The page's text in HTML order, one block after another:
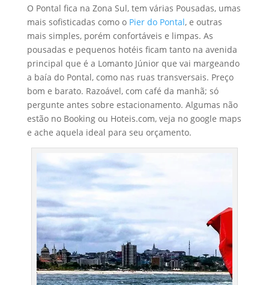
O Pontal fica na Zona Sul, tem várias Pousadas, umas
mais sofisticadas como o Pier do Pontal, e outras
mais simples, porém confortáveis e limpas. As
pousadas e pequenos hotéis ficam tanto na avenida
principal que é a Lomanto Júnior que vai margeando
a baía do Pontal, como nas ruas transversais. Preço
bom e barato. Razoável, com café da manhã; só
pergunte antes sobre estacionamento. Algumas não
estão no Booking ou Hoteis.com, veja no google maps
e ache aquela ideal para seu orçamento.